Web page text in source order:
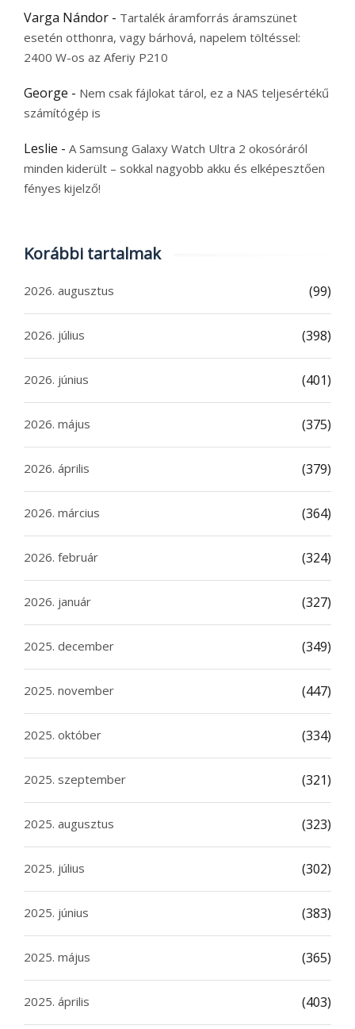
Varga Nándor - Tartalék áramforrás áramszünet
esetén otthonra, vagy bárhová, napelem töltéssel:
2400 W-os az Aferiy P210
George - Nem csak fájlokat tárol, ez a NAS teljesértékű
számítógép is
Leslie - A Samsung Galaxy Watch Ultra 2 okosóráról
minden kiderült – sokkal nagyobb akku és elképesztően
fényes kijelző!
Korábbi tartalmak
2026. augusztus (99)
2026. július (398)
2026. június (401)
2026. május (375)
2026. április (379)
2026. március (364)
2026. február (324)
2026. január (327)
2025. december (349)
2025. november (447)
2025. október (334)
2025. szeptember (321)
2025. augusztus (323)
2025. július (302)
2025. június (383)
2025. május (365)
2025. április (403)